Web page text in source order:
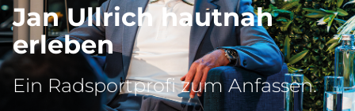
Jan Ullrich hautnah
erleben
Ein Radsportprofi zum Anfassen.